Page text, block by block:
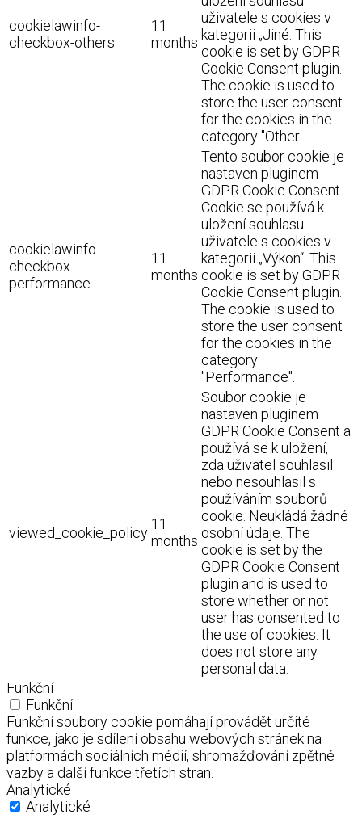
cookielawinfo-
checkbox-others
11
months
uživatele s cookies v
kategorii „Jiné. This
cookie is set by GDPR
Cookie Consent plugin.
The cookie is used to
store the user consent
for the cookies in the
category "Other.
cookielawinfo-
checkbox-
performance
11
months
Tento soubor cookie je
nastaven pluginem
GDPR Cookie Consent.
Cookie se používá k
uložení souhlasu
uživatele s cookies v
kategorii „Výkon“. This
cookie is set by GDPR
Cookie Consent plugin.
The cookie is used to
store the user consent
for the cookies in the
category
"Performance".
viewed_cookie_policy
11
months
Soubor cookie je
nastaven pluginem
GDPR Cookie Consent a
používá se k uložení,
zda uživatel souhlasil
nebo nesouhlasil s
používáním souborů
cookie. Neukládá žádné
osobní údaje. The
cookie is set by the
GDPR Cookie Consent
plugin and is used to
store whether or not
user has consented to
the use of cookies. It
does not store any
personal data.
Funkční
Funkční
Funkční soubory cookie pomáhají provádět určité
funkce, jako je sdílení obsahu webových stránek na
platformách sociálních médií, shromažďování zpětné
vazby a další funkce třetích stran.
Analytické
Analytické